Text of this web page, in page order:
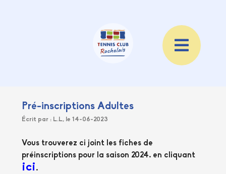
Pré-inscriptions Adultes
Écrit par : L.L, le 14-06-2023
Vous trouverez ci joint les fiches de
préinscriptions pour la saison 2024. en cliquant
ici.